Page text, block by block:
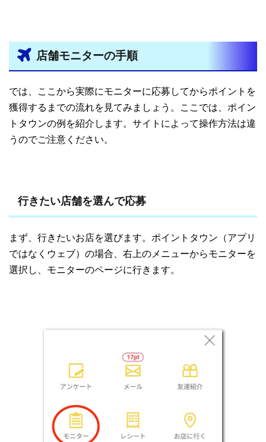
店舗モニターの手順
では、ここから実際にモニターに応募してからポイントを
獲得するまでの流れを見てみましょう。ここでは、ポイン
トタウンの例を紹介します。サイトによって操作方法は違
うのでご注意ください。
行きたい店舗を選んで応募
まず、行きたいお店を選びます。ポイントタウン（アプリ
ではなくウェブ）の場合、右上のメニューからモニターを
選択し、モニターのページに行きます。